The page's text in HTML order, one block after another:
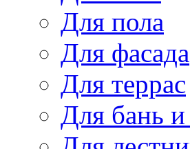
Для пола
Для фасада
Для террас
Для бань и